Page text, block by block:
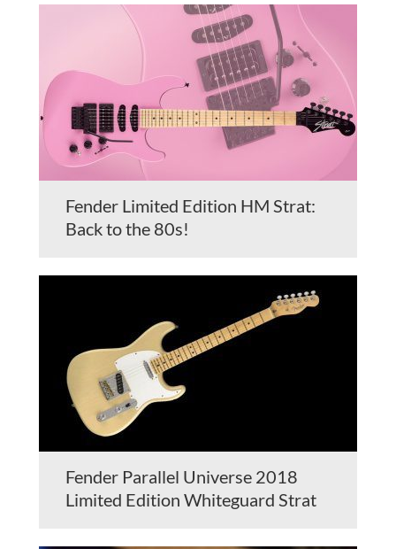
Fender Limited Edition HM Strat:
Back to the 80s!
Fender Parallel Universe 2018
Limited Edition Whiteguard Strat